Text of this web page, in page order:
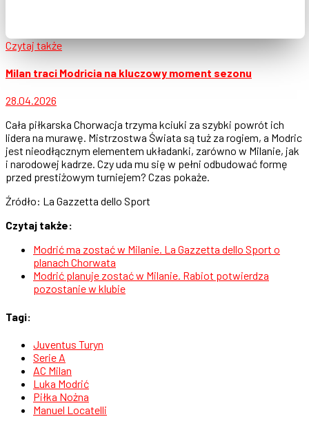
Czytaj także
Milan traci Modricia na kluczowy moment sezonu
28.04.2026
Cała piłkarska Chorwacja trzyma kciuki za szybki powrót ich
lidera na murawę. Mistrzostwa Świata są tuż za rogiem, a Modric
jest nieodłącznym elementem układanki, zarówno w Milanie, jak
i narodowej kadrze. Czy uda mu się w pełni odbudować formę
przed prestiżowym turniejem? Czas pokaże.
Źródło: La Gazzetta dello Sport
Czytaj także:
Modrić ma zostać w Milanie. La Gazzetta dello Sport o
planach Chorwata
Modrić planuje zostać w Milanie. Rabiot potwierdza
pozostanie w klubie
Tagi:
Juventus Turyn
Serie A
AC Milan
Luka Modrić
Piłka Nożna
Manuel Locatelli